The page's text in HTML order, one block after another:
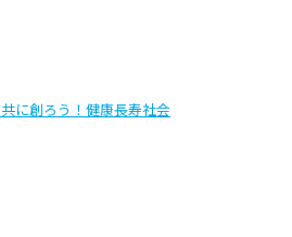
に創ろう！健康長寿社会